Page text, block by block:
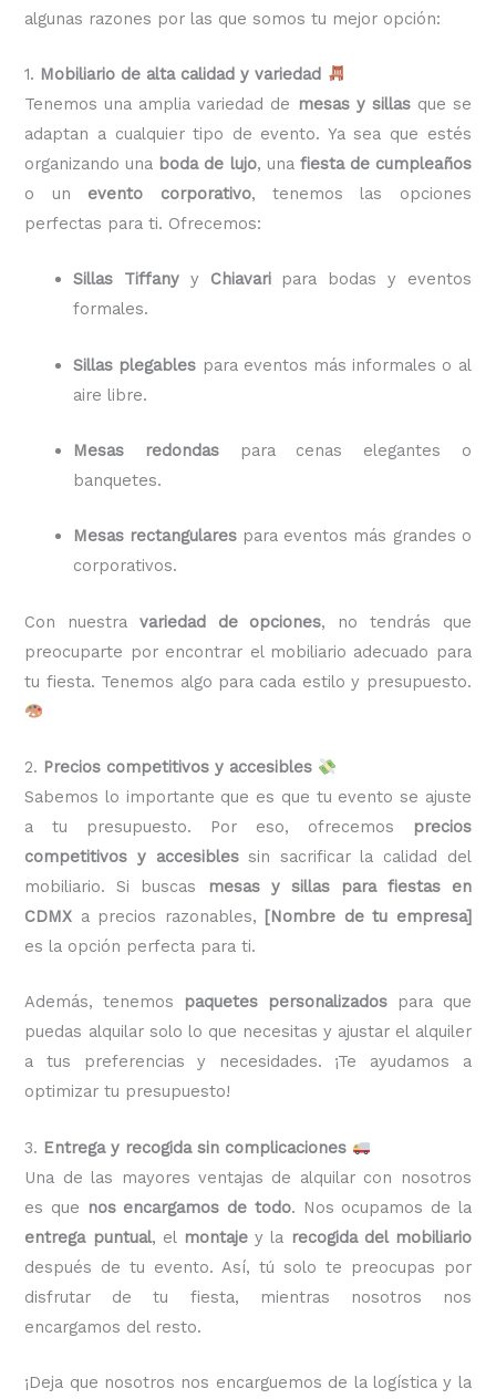
algunas razones por las que somos tu mejor opción:
1. Mobiliario de alta calidad y variedad
Tenemos una amplia variedad de mesas y sillasque se
adaptan a cualquier tipo de evento. Ya sea que estés
organizando una boda de lujo, una fiesta de cumpleaños
o un evento corporativo, tenemos las opciones
perfectas para ti. Ofrecemos:
Sillas Tiffanyy Chiavaripara bodas y eventos
formales.
Sillas plegables para eventos más informales o al
aire libre.
Mesas redondaspara cenas elegantes o
banquetes.
Mesas rectangulares para eventos más grandes o
corporativos.
Con nuestra variedad de opciones, no tendrás que
preocuparte por encontrar el mobiliario adecuado para
tu fiesta. Tenemos algo para cada estilo y presupuesto.
2. Precios competitivos y accesibles
Sabemos lo importante que es que tu evento se ajuste
a tu presupuesto. Por eso, ofrecemos
precios
competitivos y accesiblessin sacrificar la calidad del
mobiliario. Si buscas
mesas y sillas para fiestas en
CDMX a precios razonables, [Nombre de tu empresa]
es la opción perfecta para ti.
Además, tenemos paquetes personalizadospara que
puedas alquilar solo lo que necesitas y ajustar el alquiler
a tus preferencias y necesidades. ¡Te ayudamos a
optimizar tu presupuesto!
3. Entrega y recogida sin complicaciones
Una de las mayores ventajas de alquilar con nosotros
es que nos encargamos de todo. Nos ocupamos de la
entrega puntual, el montajey la recogida del mobiliario
después de tu evento. Así, tú solo te preocupas por
disfrutar de tu fiesta, mientras nosotros nos
encargamos del resto.
¡Deja que nosotros nos encarguemos de la logística y la